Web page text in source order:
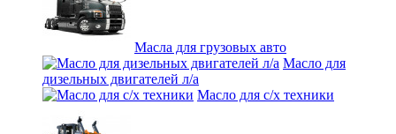
Масла для грузовых авто
Масло для
дизельных двигателей л/а
Масло для с/х техники